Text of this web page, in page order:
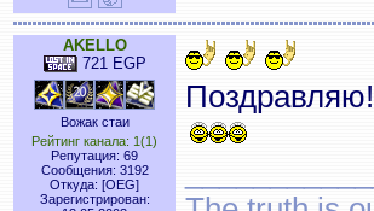
AKELLO
721 EGP
Вожак стаи
Рейтинг канала: 1(1)
Репутация: 69
Сообщения: 3192
Откуда: [OEG]
Зарегистрирован: